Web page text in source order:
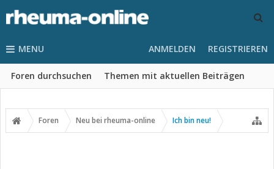
MENU
Foren durchsuchen Themen mit aktuellen Beiträgen
ANMELDEN REGISTRIEREN
Foren Neu bei rheuma-online Ich bin neu!